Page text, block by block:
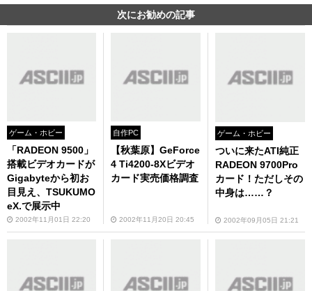
次にお勧めの記事
ゲーム・ホビー
「RADEON 9500」
搭載ビデオカードが
Gigabyteから初お
目見え、TSUKUMO
eX.で展示中
2002年11月01日 22:20
自作PC
【秋葉原】GeForce
4 Ti4200-8Xビデオ
カード実売価格調査
2002年11月20日 20:45
ゲーム・ホビー
ついに来たATI純正
RADEON 9700Pro
カード！ただしその
中身は……？
2002年09月05日 21:21